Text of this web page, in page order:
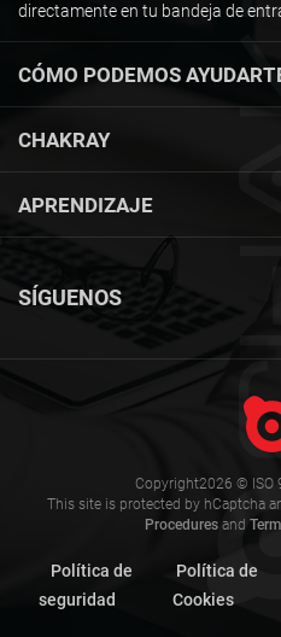
CÓMO PODEMOS
CHAKRAY
APRENDIZAJE
directamente en tu bandeja de
SÍGUENOS
Copyright2026 © ISO
This site is protected by hCaptcha
Procedures and
Política de
seguridad
Política de
Cookies